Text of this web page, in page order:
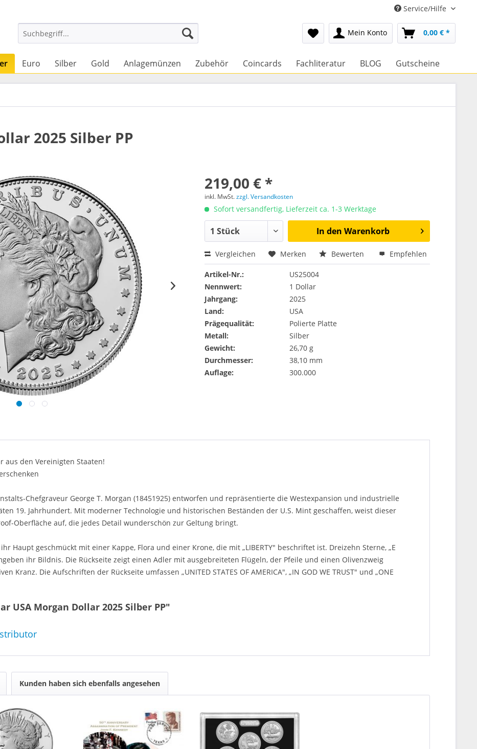
Service/Hilfe
Mein Konto 0,00 € *
Euro Silber Gold Anlagemünzen Zubehör Coincards Fachliteratur BLOG Gutscheine
2025 Silber PP
219,00 € *
inkl. MwSt.zzgl. Versandkosten
Sofort versandfertig, Lieferzeit ca. 1-3 Werktage
In den Warenkorb
Vergleichen Merken Bewerten Empfehlen
Artikel-Nr.:
US25004
Nennwert:
1 Dollar
Jahrgang:
2025
Land:
USA
Prägequalität:
Polierte Platte
Metall:
Silber
Gewicht:
26,70 g
Durchmesser:
38,10 mm
Auflage:
300.000
aus den Vereinigten Staaten!
Chefgraveur George T. Morgan (18451925) entworfen und repräsentierte die Westexpansion und industrielle
19. Jahrhundert. Mit moderner Technologie und historischen Beständen der U.S. Mint geschaffen, weist dieser
Oberfläche auf, die jedes Detail wunderschön zur Geltung bringt.
Haupt geschmückt mit einer Kappe, Flora und einer Krone, die mit „LIBERTY" beschriftet ist. Dreizehn Sterne, „E
ihr Bildnis. Die Rückseite zeigt einen Adler mit ausgebreiteten Flügeln, der Pfeile und einen Olivenzweig
Kranz. Die Aufschriften der Rückseite umfassen „UNITED STATES OF AMERICA", „IN GOD WE TRUST" und „ONE
USA Morgan Dollar 2025 Silber PP"
Kunden haben sich ebenfalls angesehen